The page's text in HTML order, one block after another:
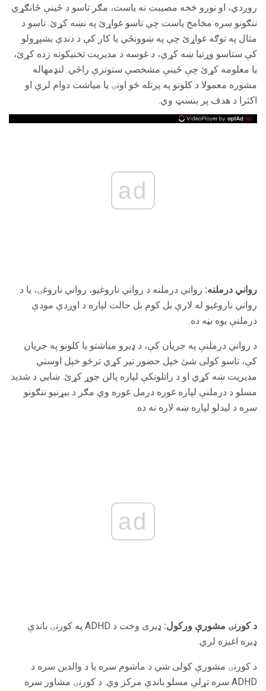
روږدي، او نورو څخه مصیبت نه یاست، مګر تاسو د ځینې ځانګړي
ننګونو سره مخامخ یاست چې تاسو غواړئ په نښه کړئ. تاسو د
مثال په توګه غواړئ چې په ښوونځي یا کار کې د دندې بشپړولو
کې ستاسو وړتیا ښه کړي، د غوسه د مدیریت تخنیکونه زده کړئ،
یا معلومه کړئ چې ځینې مشخصې ستونزې راځي. لنډمهاله
مشوره معمولا د کلونو په پرتله څو اونۍ یا میاشت دوام لري او
اکثرا د هدف پر بنسټ وي.
ad
رواني درملنه: رواني درملنه د رواني ناروغیو، رواني ناروغۍ، یا د
رواني ناروغیو له لارې بل کوم بل حالت لپاره د اوږدې مودې
درملنې یوه بڼه ده.
د رواني درملنې په جریان کې، د ډیرو میاشتو یا کلونو په جریان
کې، تاسو کولی شئ خپل حضور تیر کړي ترڅو خپل اوسني
مدیریت ښه کړي او د راتلونکې لپاره پالن جوړ کړئ. ښايي د شدید
مسلو د درملنې لپاره غوره درمل غوره وي مګر د بیړنیو ننګونو
سره د لیدلو لپاره ښه لاره نه ده.
ad
د کورنۍ مشورې ورکول:
ډیری وخت د ADHD په کورنۍ باندې
ډیره اغیزه لري.
د کورنۍ مشورې کولی شي د ماشوم سره یا د والدین سره د
ADHD سره تړلې مسلو باندې مرکز وي. د کورنۍ مشاور سره